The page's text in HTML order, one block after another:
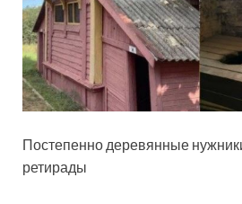
Постепенно деревянные
ретирады